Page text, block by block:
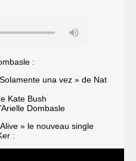
:
una vez » de Nat
Kate Bush
Dombasle
» le nouveau single
: